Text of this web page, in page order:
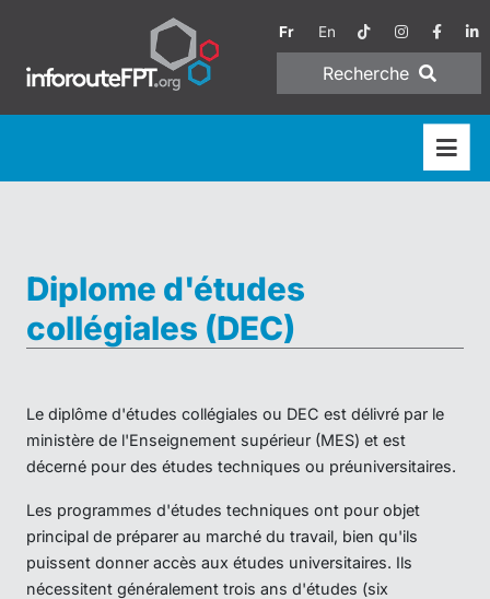
Fr En
Recherche
Diplome d'études
collégiales (DEC)
Le diplôme d'études collégiales ou DEC est délivré par le
ministère de l'Enseignement supérieur (MES) et est
décerné pour des études techniques ou préuniversitaires.
Les programmes d'études techniques ont pour objet
principal de préparer au marché du travail, bien qu'ils
puissent donner accès aux études universitaires. Ils
nécessitent généralement trois ans d'études (six